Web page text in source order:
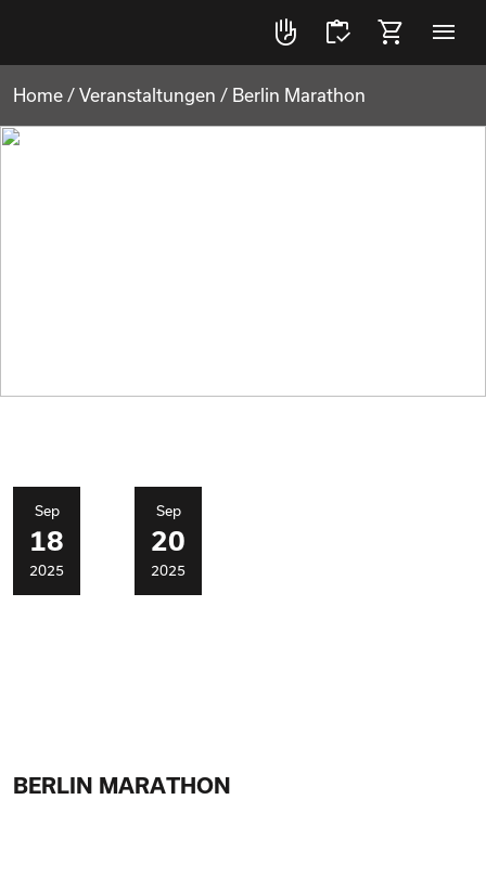
front_hand inventory shopping_cart menu
Home / Veranstaltungen / Berlin Marathon
Sep
18
2025
Sep
20
2025
BERLIN MARATHON